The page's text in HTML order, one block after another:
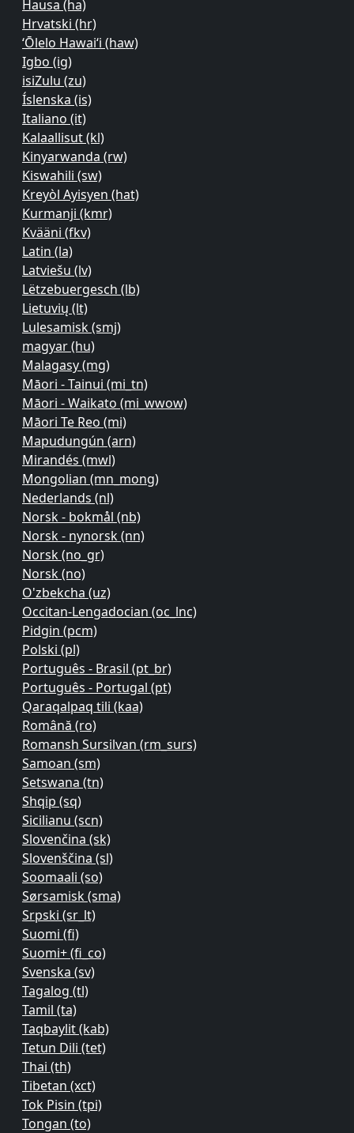
Hausa ‎(ha)‎
Hrvatski ‎(hr)‎
ʻŌlelo Hawaiʻi ‎(haw)‎
Igbo ‎(ig)‎
isiZulu ‎(zu)‎
Íslenska ‎(is)‎
Italiano ‎(it)‎
Kalaallisut ‎(kl)‎
Kinyarwanda ‎(rw)‎
Kiswahili ‎(sw)‎
Kreyòl Ayisyen ‎(hat)‎
Kurmanji ‎(kmr)‎
Kvääni ‎(fkv)‎
Latin ‎(la)‎
Latviešu ‎(lv)‎
Lëtzebuergesch ‎(lb)‎
Lietuvių ‎(lt)‎
Lulesamisk ‎(smj)‎
magyar ‎(hu)‎
Malagasy ‎(mg)‎
Māori - Tainui ‎(mi_tn)‎
Māori - Waikato ‎(mi_wwow)‎
Māori Te Reo ‎(mi)‎
Mapudungún ‎(arn)‎
Mirandés ‎(mwl)‎
Mongolian ‎(mn_mong)‎
Nederlands ‎(nl)‎
Norsk - bokmål ‎(nb)‎
Norsk - nynorsk ‎(nn)‎
Norsk ‎(no_gr)‎
Norsk ‎(no)‎
O'zbekcha ‎(uz)‎
Occitan-Lengadocian ‎(oc_lnc)‎
Pidgin ‎(pcm)‎
Polski ‎(pl)‎
Português - Brasil ‎(pt_br)‎
Português - Portugal ‎(pt)‎
Qaraqalpaq tili ‎(kaa)‎
Română ‎(ro)‎
Romansh Sursilvan ‎(rm_surs)‎
Samoan ‎(sm)‎
Setswana ‎(tn)‎
Shqip ‎(sq)‎
Sicilianu ‎(scn)‎
Slovenčina ‎(sk)‎
Slovenščina ‎(sl)‎
Soomaali ‎(so)‎
Sørsamisk ‎(sma)‎
Srpski ‎(sr_lt)‎
Suomi ‎(fi)‎
Suomi+ ‎(fi_co)‎
Svenska ‎(sv)‎
Tagalog ‎(tl)‎
Tamil ‎(ta)‎
Taqbaylit ‎(kab)‎
Tetun Dili ‎(tet)‎
Thai ‎(th)‎
Tibetan ‎(xct)‎
Tok Pisin ‎(tpi)‎
Tongan ‎(to)‎